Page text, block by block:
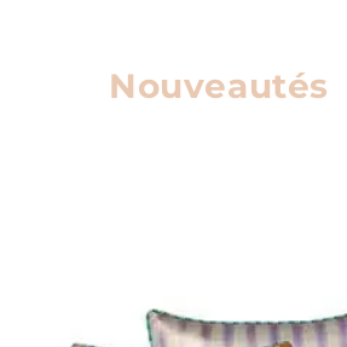
Nouveautés